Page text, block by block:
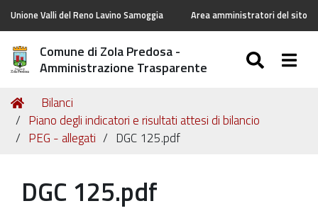
Unione Valli del Reno Lavino Samoggia Area amministratori del sito
Comune di Zola Predosa -
Amministrazione Trasparente
Tu
sei
qui:
Home
Bilanci
Piano degli indicatori e risultati attesi di bilancio
PEG - allegati
DGC 125.pdf
DGC 125.pdf